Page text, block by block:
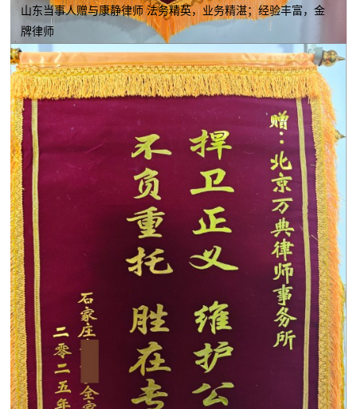
山东当事人赠与康静律师 法务精英，业务精湛；经验丰富，金
牌律师